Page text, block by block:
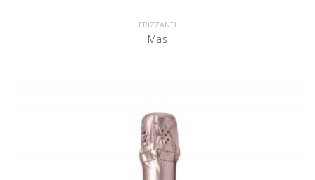
FRIZZANTI
Mas